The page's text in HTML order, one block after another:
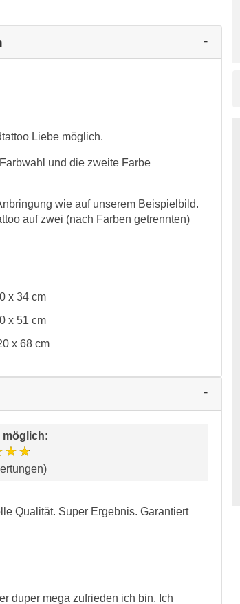
Liebe möglich.
und die zweite Farbe
wie auf unserem Beispielbild.
auf zwei (nach Farben getrennten)
x 34 cm
x 51 cm
x 68 cm
möglich:
Qualität. Super Ergebnis. Garantiert
duper mega zufrieden ich bin. Ich